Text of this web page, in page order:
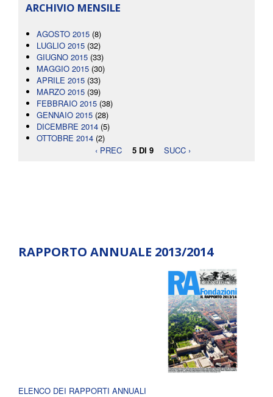
ARCHIVIO MENSILE
AGOSTO 2015 (8)
LUGLIO 2015 (32)
GIUGNO 2015 (33)
MAGGIO 2015 (30)
APRILE 2015 (33)
MARZO 2015 (39)
FEBBRAIO 2015 (38)
GENNAIO 2015 (28)
DICEMBRE 2014 (5)
OTTOBRE 2014 (2)
‹ PREC
5 DI 9 SUCC ›
RAPPORTO ANNUALE 2013/2014
ELENCO DEI RAPPORTI ANNUALI